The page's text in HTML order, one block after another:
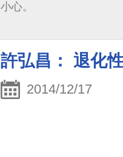
小心。
許弘昌： 退化
2014/12/17